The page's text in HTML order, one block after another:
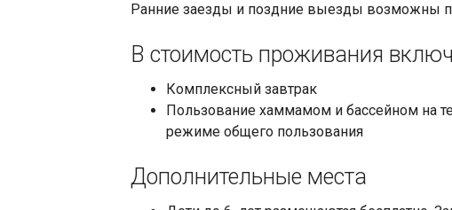
Ранние заезды и поздние выезды возможны
В стоимость проживания
Комплексный завтрак
Пользование хаммамом и бассейном на
режиме общего пользования
Дополнительные места